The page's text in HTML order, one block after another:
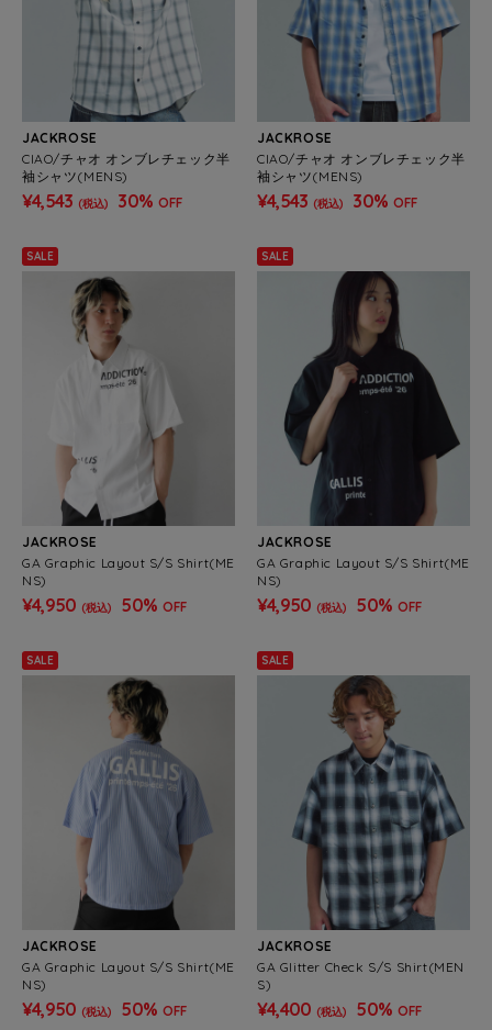
JACKROSE
CIAO/チャオ オンブレチェック半
袖シャツ(MENS)
¥4,543 (税込) 30% OFF
JACKROSE
CIAO/チャオ オンブレチェック半
袖シャツ(MENS)
¥4,543 (税込) 30% OFF
SALE
JACKROSE
GA Graphic Layout S/S Shirt(ME
NS)
¥4,950 (税込) 50% OFF
SALE
JACKROSE
GA Graphic Layout S/S Shirt(ME
NS)
¥4,950 (税込) 50% OFF
SALE
JACKROSE
GA Graphic Layout S/S Shirt(ME
NS)
¥4,950 (税込) 50% OFF
SALE
JACKROSE
GA Glitter Check S/S Shirt(MEN
S)
¥4,400 (税込) 50% OFF